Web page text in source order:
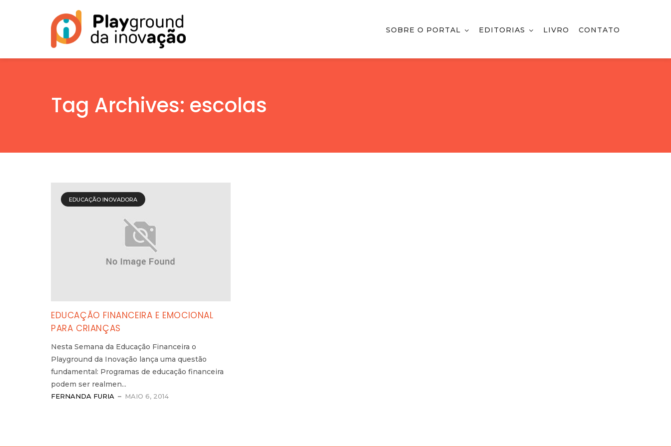
SOBRE O PORTAL EDITORIAS LIVRO CONTATO
Tag Archives: escolas
EDUCAÇÃO INOVADORA
EDUCAÇÃO FINANCEIRA E EMOCIONAL
PARA CRIANÇAS
Nesta Semana da Educação Financeira o
Playground da Inovação lança uma questão
fundamental: Programas de educação financeira
podem ser realmen...
FERNANDA FURIA MAIO 6, 2014